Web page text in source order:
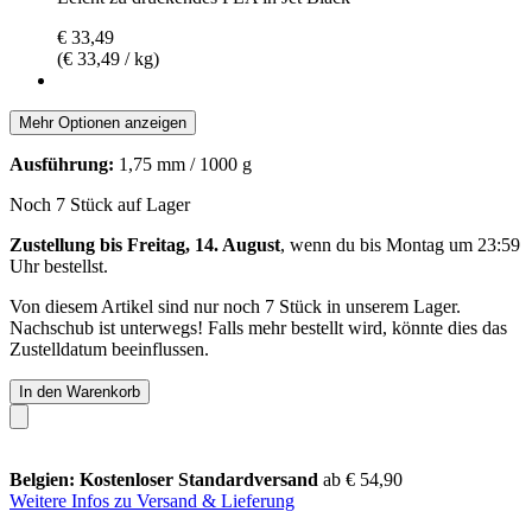
€ 33,49
(€ 33,49 / kg)
Mehr Optionen anzeigen
Ausführung: 1,75 mm / 1000 g
Noch 7 Stück auf Lager
Zustellung bis Freitag, 14. August, wenn du bis Montag um 23:59
Uhrbestellst.
Von diesem Artikel sind nur noch 7 Stück in unserem Lager.
Nachschub ist unterwegs! Falls mehr bestellt wird, könnte dies das
Zustelldatum beeinflussen.
In den Warenkorb
Belgien: Kostenloser Standardversand ab € 54,90
Weitere Infos zu Versand & Lieferung